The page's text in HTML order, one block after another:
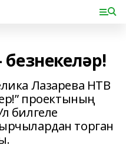
Лазарева НТВ
проектының
билгеле
торган